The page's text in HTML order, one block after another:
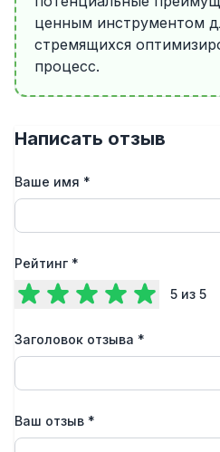
ценным инструментом
стремящихся
процесс.
Написать отзыв
Ваше имя *
Рейтинг *
5 из 5
Заголовок отзыва *
Ваш отзыв *